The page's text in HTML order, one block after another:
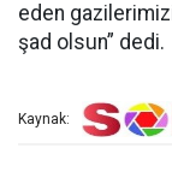
eden
şad olsun” dedi.
Kaynak: